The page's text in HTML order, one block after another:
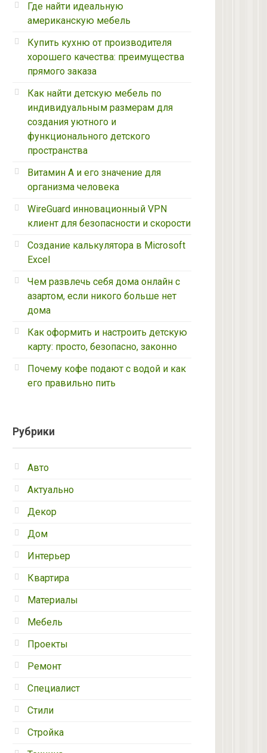
Где найти идеальную
американскую мебель
Купить кухню от производителя
хорошего качества: преимущества
прямого заказа
Как найти детскую мебель по
индивидуальным размерам для
создания уютного и
функционального детского
пространства
Витамин А и его значение для
организма человека
WireGuard инновационный VPN
клиент для безопасности и скорости
Создание калькулятора в Microsoft
Excel
Чем развлечь себя дома онлайн с
азартом, если никого больше нет
дома
Как оформить и настроить детскую
карту: просто, безопасно, законно
Почему кофе подают с водой и как
его правильно пить
Рубрики
Авто
Актуально
Декор
Дом
Интерьер
Квартира
Материалы
Мебель
Проекты
Ремонт
Специалист
Стили
Стройка